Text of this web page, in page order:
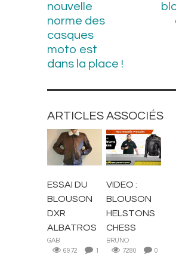
nouvelle
norme des
casques
moto est
dans la place !
ARTICLES ASSOCIÉS
BLOUSONS ET
VESTES
ESSAI DU
BLOUSON
DXR
ALBATROS
GAB
6972
1
BLOUSONS ET
VESTES
VIDEO :
BLOUSON
HELSTONS
CHESS
BRUNO
7280
0